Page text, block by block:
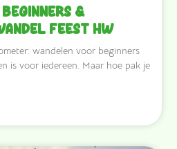
&
Feest HW
wandelen voor beginners
is voor iedereen. Maar hoe pak je